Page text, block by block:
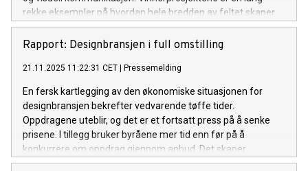
rekke eksempler på hvordan hele bredden av feltet skaper
merverdi for merkevarer og virksomheter med sine
tjenester og løsninger. Kveldens ærespris gikk til illustratør
Rapport: Designbransjen i full omstilling
21.11.2025 11:22:31 CET Pressemelding
En fersk kartlegging av den økonomiske situasjonen for
designbransjen bekrefter vedvarende tøffe tider.
Oppdragene uteblir, og det er et fortsatt press på å senke
prisene. I tillegg bruker byråene mer tid enn før på å
konkurrere om oppdrag gjennom anbud. Det skaper
ytterligere press på en bransje som nå omstiller seg for å